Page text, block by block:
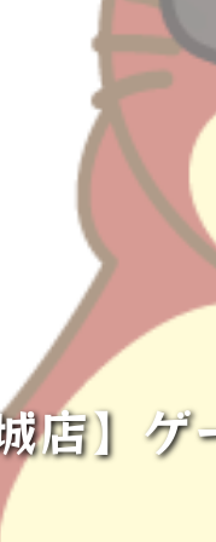
店】ゲ